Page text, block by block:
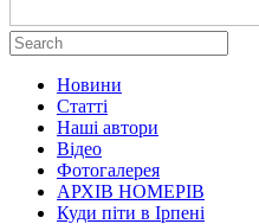
Новини
Статті
Наші автори
Відео
Фотогалерея
АРХІВ НОМЕРІВ
Куди піти в Ірпені